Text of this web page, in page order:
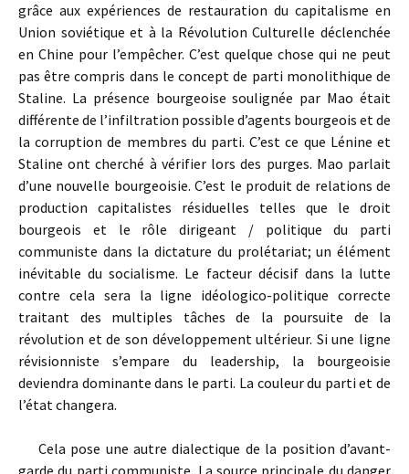
grâce aux expériences de restauration du capitalisme en
Union soviétique et à la Révolution Culturelle déclenchée
en Chine pour l’empêcher. C’est quelque chose qui ne peut
pas être compris dans le concept de parti monolithique de
Staline. La présence bourgeoise soulignée par Mao était
différente de l’infiltration possible d’agents bourgeois et de
la corruption de membres du parti. C’est ce que Lénine et
Staline ont cherché à vérifier lors des purges. Mao parlait
d’une nouvelle bourgeoisie. C’est le produit de relations de
production capitalistes résiduelles telles que le droit
bourgeois et le rôle dirigeant / politique du parti
communiste dans la dictature du prolétariat; un élément
inévitable du socialisme. Le facteur décisif dans la lutte
contre cela sera la ligne idéologico-politique correcte
traitant des multiples tâches de la poursuite de la
révolution et de son développement ultérieur. Si une ligne
révisionniste s’empare du leadership, la bourgeoisie
deviendra dominante dans le parti. La couleur du parti et de
l’état changera.
Cela pose une autre dialectique de la position d’avant-
garde du parti communiste. La source principale du danger